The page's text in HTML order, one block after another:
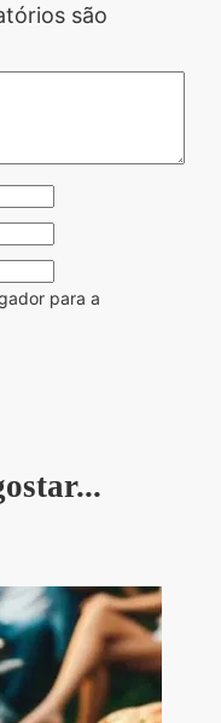
são
para a